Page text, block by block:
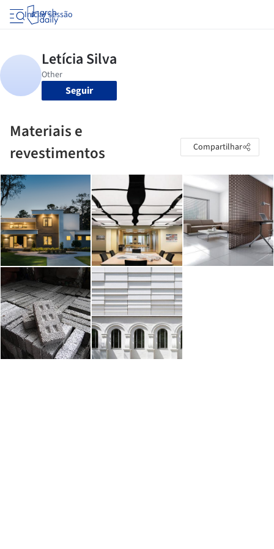
Iniciar sessão
Seguir
Materiais e
revestimentos
Compartilhar